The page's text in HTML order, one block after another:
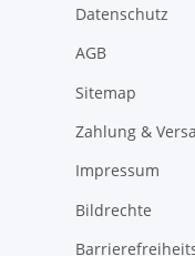
Datenschutz
AGB
Sitemap
Zahlung &
Impressum
Bildrechte